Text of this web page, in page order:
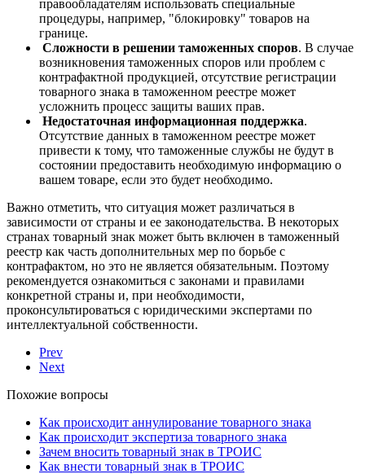
правообладателям использовать специальные
процедуры, например, "блокировку" товаров на
границе.
Сложности в решении таможенных споров. В случае
возникновения таможенных споров или проблем с
контрафактной продукцией, отсутствие регистрации
товарного знака в таможенном реестре может
усложнить процесс защиты ваших прав.
Недостаточная информационная поддержка.
Отсутствие данных в таможенном реестре может
привести к тому, что таможенные службы не будут в
состоянии предоставить необходимую информацию о
вашем товаре, если это будет необходимо.
Важно отметить, что ситуация может различаться в
зависимости от страны и ее законодательства. В некоторых
странах товарный знак может быть включен в таможенный
реестр как часть дополнительных мер по борьбе с
контрафактом, но это не является обязательным. Поэтому
рекомендуется ознакомиться с законами и правилами
конкретной страны и, при необходимости,
проконсультироваться с юридическими экспертами по
интеллектуальной собственности.
Prev
Next
Похожие вопросы
Как происходит аннулирование товарного знака
Как происходит экспертиза товарного знака
Зачем вносить товарный знак в ТРОИС
Как внести товарный знак в ТРОИС